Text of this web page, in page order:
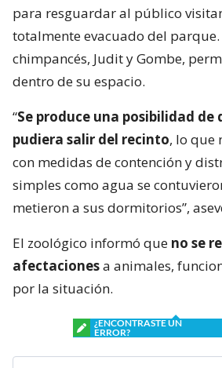
para resguardar al público
totalmente evacuado del parque.
chimpancés, Judit y Gombe,
dentro de su espacio.
“Se produce una posibilidad de
pudiera salir del recinto, lo que
con medidas de contención y
simples como agua se
metieron a sus dormitorios”,
El zoológico informó que no se
afectacionesa animales,
por la situación.
¿ENCONTRASTE UN
ERROR?